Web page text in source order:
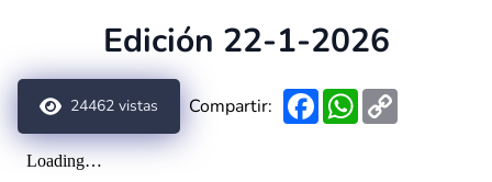
Edición 22-1-2026
24462 vistas Compartir: FacebookWhatsApp